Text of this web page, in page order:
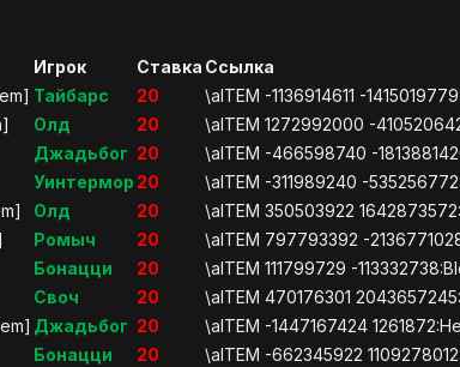
Игрок Ставка Ссылка
Тайбарс 20
\aITEM -1136914611 -
Олд 20
\aITEM 1272992000 -
Джадьбог 20
\aITEM -466598740 -
Уинтермор 20
\aITEM -311989240 -
Олд 20
\aITEM 350503922
Ромыч 20
\aITEM 797793392 -
Бонацци 20
\aITEM 111799729 -
Своч 20
\aITEM 470176301
Джадьбог 20
\aITEM -1447167424
Бонацци 20
\aITEM -662345922